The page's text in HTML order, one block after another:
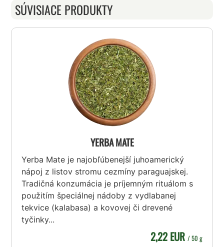
SÚVISIACE PRODUKTY
YERBA MATE
Yerba Mate je najobľúbenejší juhoamerický
nápoj z listov stromu cezmíny paraguajskej.
Tradičná konzumácia je príjemným rituálom s
použitím špeciálnej nádoby z vydlabanej
tekvice (kalabasa) a kovovej či drevené
tyčinky...
2,22 EUR / 50 g